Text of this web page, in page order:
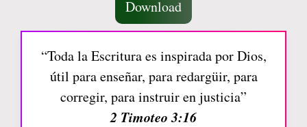
Download
“Toda la Escritura es inspirada por Dios,
útil para enseñar, para redargüir, para
corregir, para instruir en justicia”
2 Timoteo 3:16